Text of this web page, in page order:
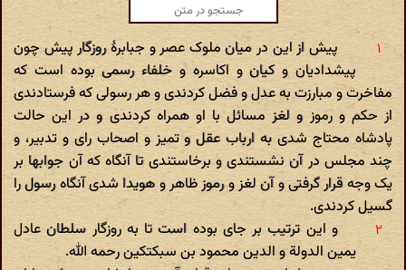
پیش از این در میان ملوک عصر و جبابرهٔ روزگار پیش چون
پیشدادیان و کیان و اکاسره و خلفاء رسمی بوده است که
مفاخرت و مبارزت به عدل و فضل کردندی و هر رسولی که فرستادندی
از حکم و رموز و لغز مسائل با او همراه کردندی و در این حالت
پادشاه محتاج شدی به ارباب عقل و تمیز و اصحاب رای و تدبیر، و
چند مجلس در آن نشستندی و برخاستندی تا آنگاه که آن جوابها بر
یک وجه قرار گرفتی و آن لغز و رموز ظاهر و هویدا شدی آنگاه رسول را
گسیل کردندی.
و این ترتیب بر جای بوده است تا به روزگار سلطان عادل
یمین الدولة و الدین محمود بن سبکتکین رحمه الله.